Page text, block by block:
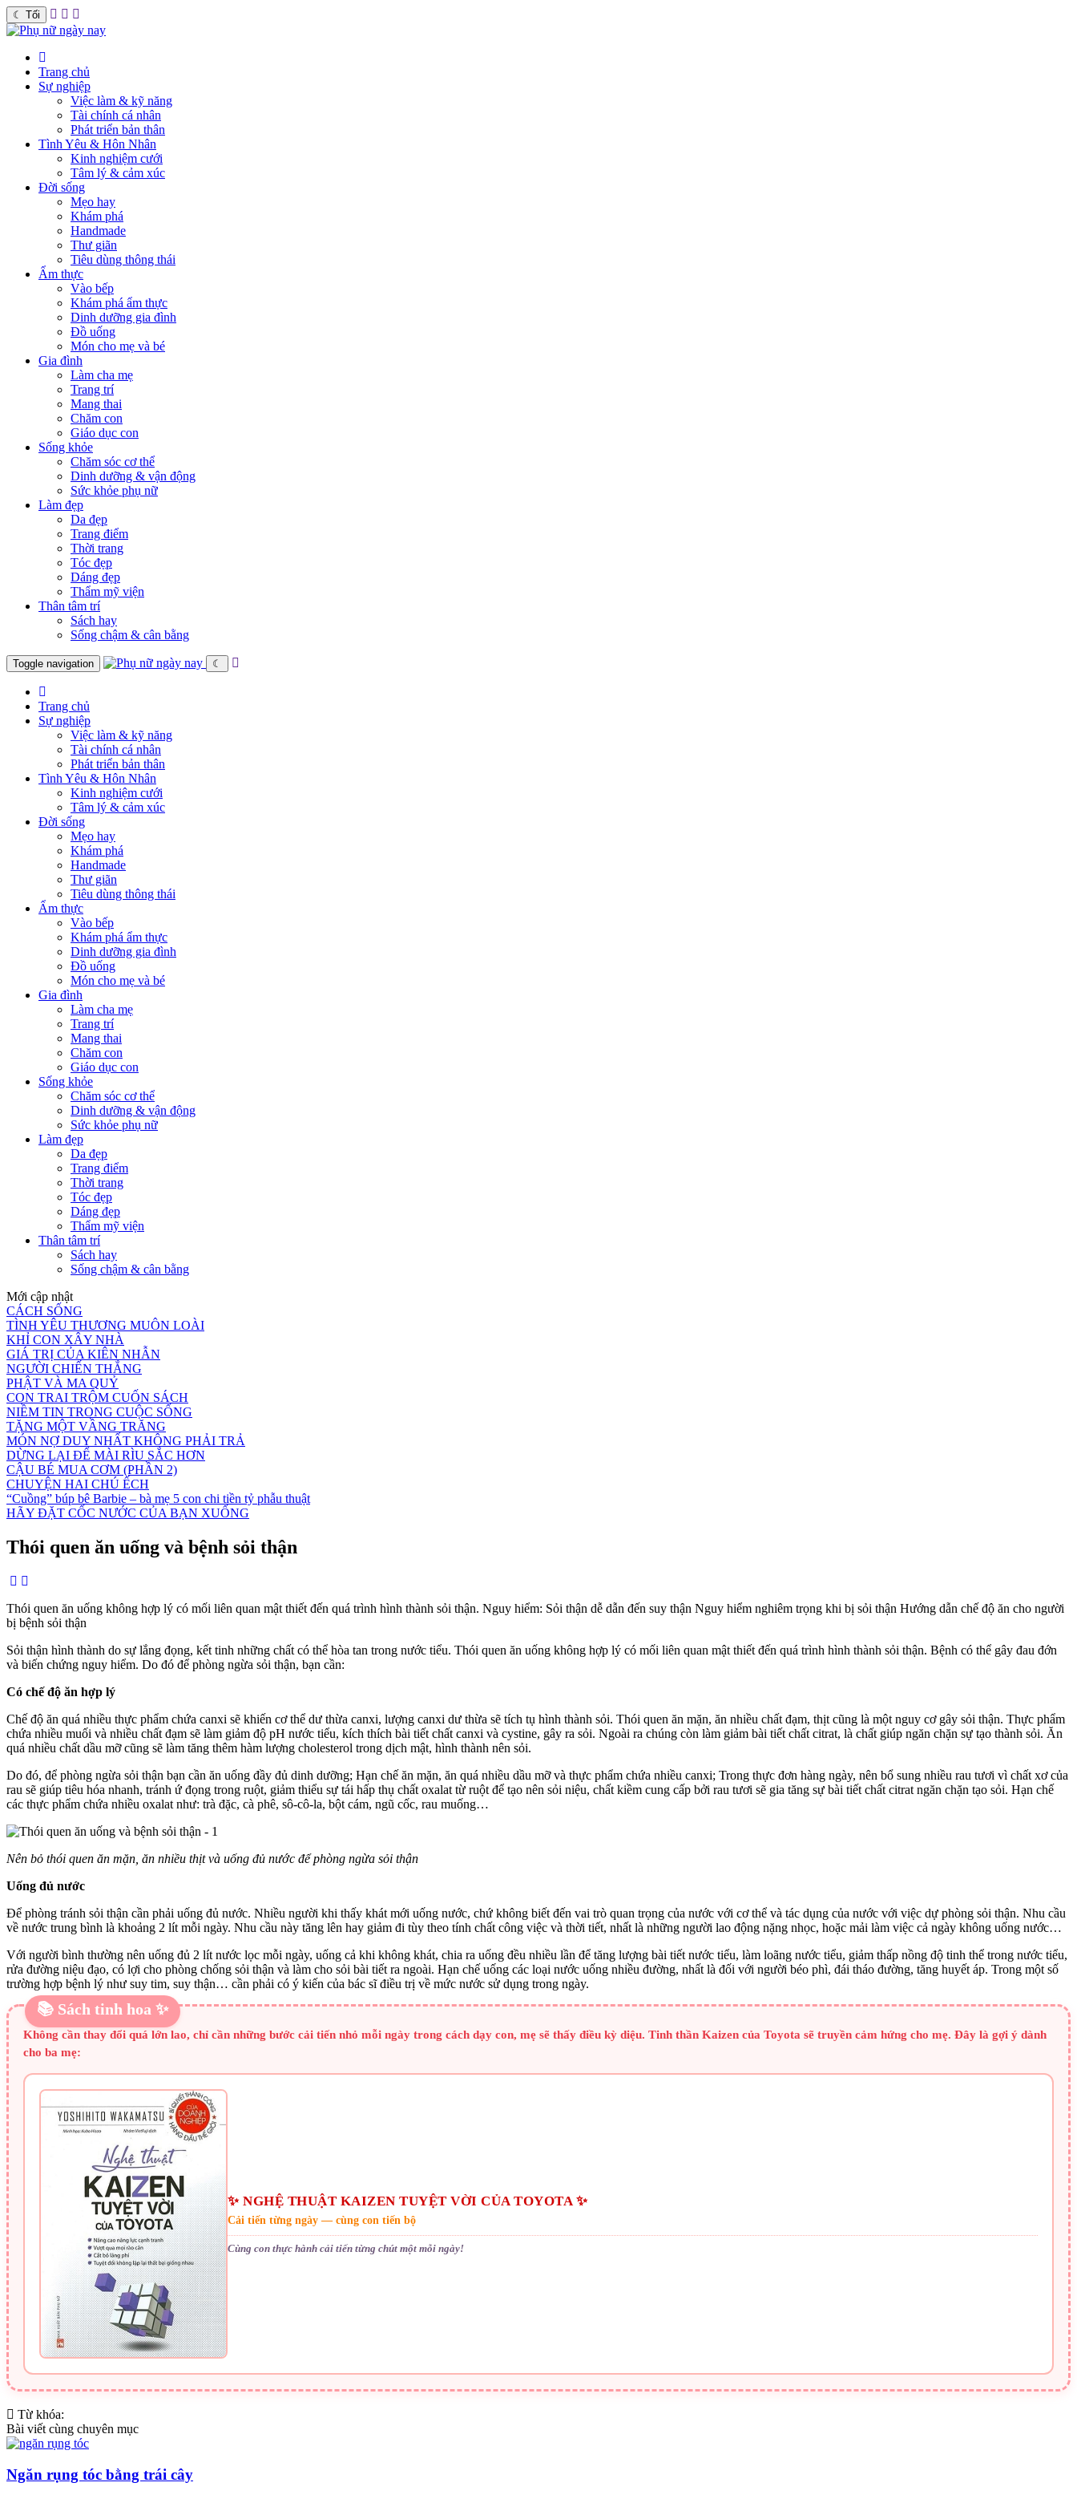
☾ Tối
Trang chủ
Sự nghiệp
Việc làm & kỹ năng
Tài chính cá nhân
Phát triển bản thân
Tình Yêu & Hôn Nhân
Kinh nghiệm cưới
Tâm lý & cảm xúc
Đời sống
Mẹo hay
Khám phá
Handmade
Thư giãn
Tiêu dùng thông thái
Ẩm thực
Vào bếp
Khám phá ẩm thực
Dinh dưỡng gia đình
Đồ uống
Món cho mẹ và bé
Gia đình
Làm cha mẹ
Trang trí
Mang thai
Chăm con
Giáo dục con
Sống khỏe
Chăm sóc cơ thể
Dinh dưỡng & vận động
Sức khỏe phụ nữ
Làm đẹp
Da đẹp
Trang điểm
Thời trang
Tóc đẹp
Dáng đẹp
Thẩm mỹ viện
Thân tâm trí
Sách hay
Sống chậm & cân bằng
Toggle navigation ☾
Trang chủ
Sự nghiệp
Việc làm & kỹ năng
Tài chính cá nhân
Phát triển bản thân
Tình Yêu & Hôn Nhân
Kinh nghiệm cưới
Tâm lý & cảm xúc
Đời sống
Mẹo hay
Khám phá
Handmade
Thư giãn
Tiêu dùng thông thái
Ẩm thực
Vào bếp
Khám phá ẩm thực
Dinh dưỡng gia đình
Đồ uống
Món cho mẹ và bé
Gia đình
Làm cha mẹ
Trang trí
Mang thai
Chăm con
Giáo dục con
Sống khỏe
Chăm sóc cơ thể
Dinh dưỡng & vận động
Sức khỏe phụ nữ
Làm đẹp
Da đẹp
Trang điểm
Thời trang
Tóc đẹp
Dáng đẹp
Thẩm mỹ viện
Thân tâm trí
Sách hay
Sống chậm & cân bằng
Mới cập nhật
CÁCH SỐNG
TÌNH YÊU THƯƠNG MUÔN LOÀI
KHỈ CON XÂY NHÀ
GIÁ TRỊ CỦA KIÊN NHẪN
NGƯỜI CHIẾN THẮNG
PHẬT VÀ MA QUỶ
CON TRAI TRỘM CUỐN SÁCH
NIỀM TIN TRONG CUỘC SỐNG
TẶNG MỘT VẦNG TRĂNG
MÓN NỢ DUY NHẤT KHÔNG PHẢI TRẢ
DỪNG LẠI ĐỂ MÀI RÌU SẮC HƠN
CẬU BÉ MUA CƠM (PHẦN 2)
CHUYỆN HAI CHÚ ẾCH
“Cuồng” búp bê Barbie – bà mẹ 5 con chi tiền tỷ phẫu thuật
HÃY ĐẶT CỐC NƯỚC CỦA BẠN XUỐNG
Thói quen ăn uống và bệnh sỏi thận
Thói quen ăn uống không hợp lý có mối liên quan mật thiết đến quá trình hình thành sỏi thận. Nguy hiểm: Sỏi thận dễ dẫn đến suy thận Nguy hiểm nghiêm trọng khi bị sỏi thận Hướng dẫn chế độ ăn cho người
bị bệnh sỏi thận
Sỏi thận hình thành do sự lắng đọng, kết tinh những chất có thể hòa tan trong nước tiểu. Thói quen ăn uống không hợp lý có mối liên quan mật thiết đến quá trình hình thành sỏi thận. Bệnh có thể gây đau đớn
và biến chứng nguy hiểm. Do đó để phòng ngừa sỏi thận, bạn cần:
Có chế độ ăn hợp lý
Chế độ ăn quá nhiều thực phẩm chứa canxi sẽ khiến cơ thể dư thừa canxi, lượng canxi dư thừa sẽ tích tụ hình thành sỏi. Thói quen ăn mặn, ăn nhiều chất đạm, thịt cũng là một nguy cơ gây sỏi thận. Thực phẩm
chứa nhiều muối và nhiều chất đạm sẽ làm giảm độ pH nước tiểu, kích thích bài tiết chất canxi và cystine, gây ra sỏi. Ngoài ra chúng còn làm giảm bài tiết chất citrat, là chất giúp ngăn chặn sự tạo thành sỏi. Ăn
quá nhiều chất dầu mỡ cũng sẽ làm tăng thêm hàm lượng cholesterol trong dịch mật, hình thành nên sỏi.
Do đó, để phòng ngừa sỏi thận bạn cần ăn uống đầy đủ dinh dưỡng; Hạn chế ăn mặn, ăn quá nhiều dầu mỡ và thực phẩm chứa nhiều canxi; Trong thực đơn hàng ngày, nên bổ sung nhiều rau tươi vì chất xơ của
rau sẽ giúp tiêu hóa nhanh, tránh ứ đọng trong ruột, giảm thiểu sự tái hấp thụ chất oxalat từ ruột để tạo nên sỏi niệu, chất kiềm cung cấp bởi rau tươi sẽ gia tăng sự bài tiết chất citrat ngăn chặn tạo sỏi. Hạn chế
các thực phẩm chứa nhiều oxalat như: trà đặc, cà phê, sô-cô-la, bột cám, ngũ cốc, rau muống…
Nên bỏ thói quen ăn mặn, ăn nhiều thịt và uống đủ nước để phòng ngừa sỏi thận
Uống đủ nước
Để phòng tránh sỏi thận cần phải uống đủ nước. Nhiều người khi thấy khát mới uống nước, chứ không biết đến vai trò quan trọng của nước với cơ thể và tác dụng của nước với việc dự phòng sỏi thận. Nhu cầu
về nước trung bình là khoảng 2 lít mỗi ngày. Nhu cầu này tăng lên hay giảm đi tùy theo tính chất công việc và thời tiết, nhất là những người lao động nặng nhọc, hoặc mải làm việc cả ngày không uống nước…
Với người bình thường nên uống đủ 2 lít nước lọc mỗi ngày, uống cả khi không khát, chia ra uống đều nhiều lần để tăng lượng bài tiết nước tiểu, làm loãng nước tiểu, giảm thấp nồng độ tinh thể trong nước tiểu,
rửa đường niệu đạo, có lợi cho phòng chống sỏi thận và làm cho sỏi bài tiết ra ngoài. Hạn chế uống các loại nước uống nhiều đường, nhất là đối với người béo phì, đái tháo đường, tăng huyết áp. Trong một số
trường hợp bệnh lý như suy tim, suy thận… cần phải có ý kiến của bác sĩ điều trị về mức nước sử dụng trong ngày.
📚 Sách tinh hoa ✨
Không cần thay đổi quá lớn lao, chỉ cần những bước cải tiến nhỏ mỗi ngày trong cách dạy con, mẹ sẽ thấy điều kỳ diệu. Tinh thần Kaizen của Toyota sẽ truyền cảm hứng cho mẹ. Đây là gợi ý dành
cho ba mẹ:
✨ NGHỆ THUẬT KAIZEN TUYỆT VỜI CỦA TOYOTA ✨
Cải tiến từng ngày — cùng con tiến bộ
Cùng con thực hành cải tiến từng chút một mỗi ngày!
Từ khóa:
Bài viết cùng chuyên mục
Ngăn rụng tóc bằng trái cây